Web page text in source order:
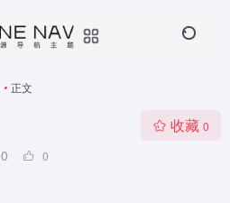
• 正文
0 0
收藏 0